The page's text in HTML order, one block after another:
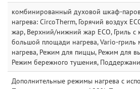
комбинированный духовой шкаф-
нагрева: CircoTherm, Горячий воздух
жар, Верхний/нижний жар ECO, Гриль с
большой площади нагрева, Vario-
нагрева, Режим для пиццы, Режим для
Режим бережного тушения,
Дополнительные режимы нагрева с